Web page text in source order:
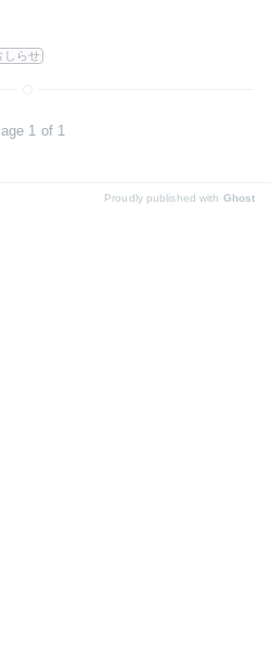
しらせ
1 of 1
Proudly published with Ghost